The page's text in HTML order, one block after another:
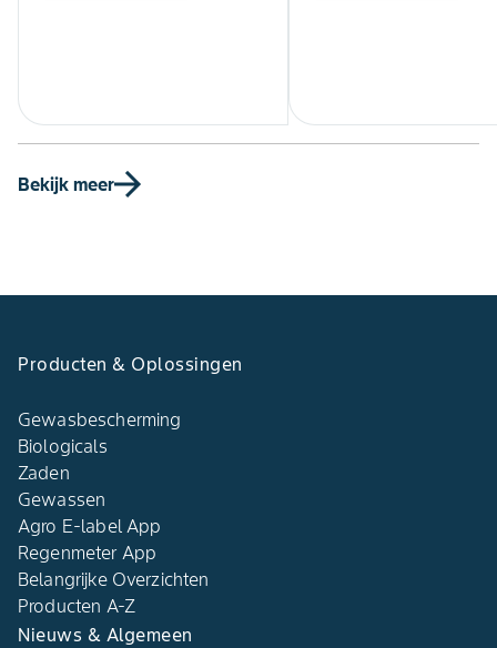
Bekijk meer
Producten & Oplossingen
Gewasbescherming
Biologicals
Zaden
Gewassen
Agro E-label App
Regenmeter App
Belangrijke Overzichten
Producten A-Z
Nieuws & Algemeen